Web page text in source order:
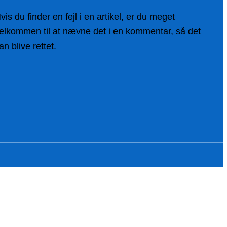
du finder en fejl i en artikel, er du meget
til at nævne det i en kommentar, så det
blive rettet.